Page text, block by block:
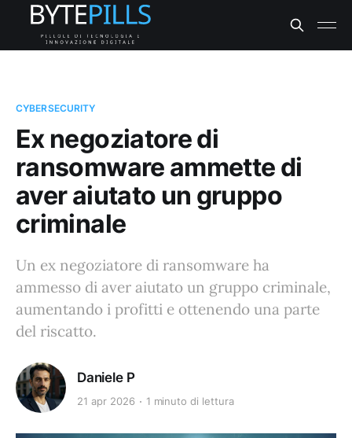
CYBERSECURITY
Ex negoziatore di
ransomware ammette di
aver aiutato un gruppo
criminale
Un ex negoziatore di ransomware ha
ammesso di aver aiutato un gruppo criminale,
aumentando i profitti e ottenendo una parte
del riscatto.
Daniele P
21 apr 2026 1 minuto di lettura